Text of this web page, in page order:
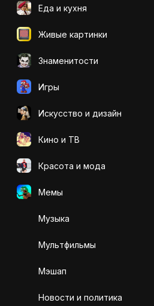
Еда и кухня
Живые картинки
Знаменитости
Игры
Искусcтво и дизайн
Кино и ТВ
Красота и мода
Мемы
Музыка
Мультфильмы
Мэшап
Новости и политика